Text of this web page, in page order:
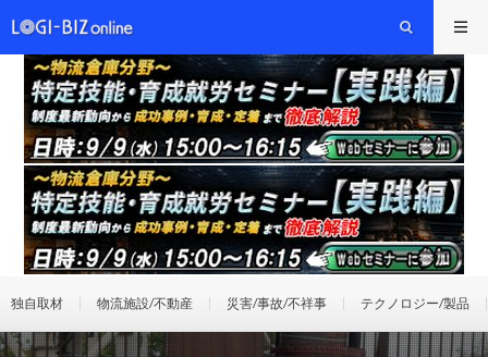
独自取材 物流施設/不動産 災害/事故/不祥事 テクノロジー/製品